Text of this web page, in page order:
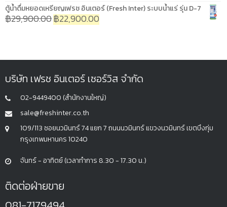
ตู้น้ำดื่มหยอดเหรียญเฟรช อินเตอร์ (Fresh Inter) ระบบน้ำแร่ รุ่น D-7
฿29,900.00฿22,900.00
บริษัท เฟรช อินเตอร์ เซอร์วิส จำกัด
02-9449400 (สำนักงานใหญ่)
sale@freshinter.co.th
109/113 ซอยนวมินทร์ 74 แยก 7 ถนนนวมินทร์ แขวงนวมินทร์ เขตบึงกุ่ม
กรุงเทพมหานคร 10240
จันทร์ - อาทิตย์ (เวลาทำการ 8.30 - 17.30 น.)
ติดต่อฝ่ายขาย